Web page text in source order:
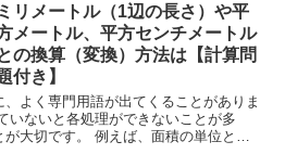
ミリメートル（1辺の長さ）や平
メートル、平方センチメートル
の換算（変換）方法は【計算問
付き】
よく専門用語が出てくることがありま
いないと各処理ができないことが多
大切です。 例えば、面積の単位とし